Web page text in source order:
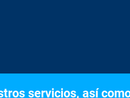
servicios, así